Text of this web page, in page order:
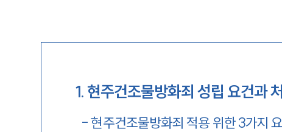
1. 현주건조물방화죄 성립 요건과
-현주건조물방화죄 적용 위한 3가지